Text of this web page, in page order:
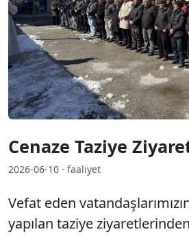
Cenaze Taziye
2026-06-10 · faaliyet
Vefat eden
yapılan taziye